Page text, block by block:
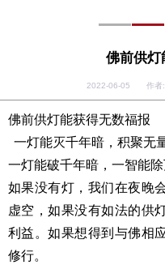
佛前供灯
2022-06-05 作者:
佛前供灯能获得无数福报
一灯能灭千年暗，积聚无
一灯能破千年暗，一智能
如果没有灯，我们在夜晚
虚空，如果没有如法的供
利益。如果想得到与佛相
修行。